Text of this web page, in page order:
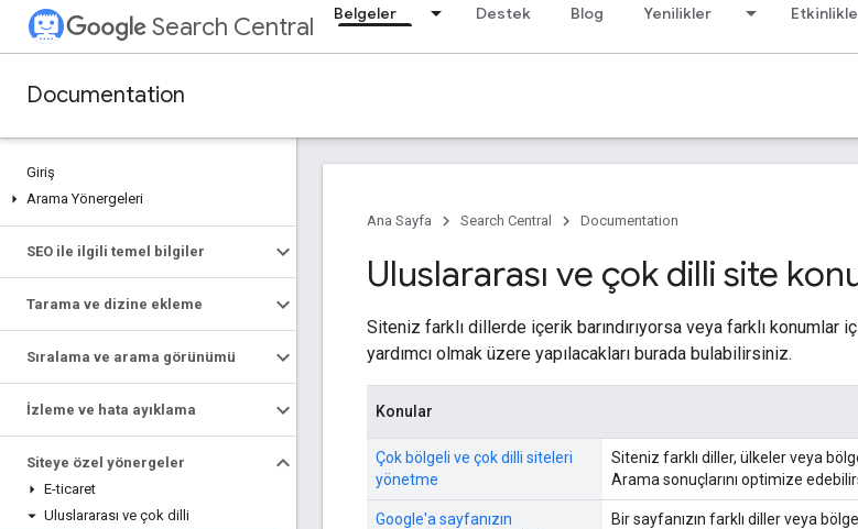
Search Central Belgeler Destek Blog Yenilikler
Documentation
Giriş
Arama Yönergeleri
SEO ile ilgili temel bilgiler
Tarama ve dizine ekleme
Sıralama ve arama görünümü
İzleme ve hata ayıklama
Siteye özel yönergeler
E-ticaret
Uluslararası ve çok dilli
Ana Sayfa Search Central Documentation
Uluslararası ve çok dilli site
Siteniz farklı dillerde içerik barındırıyorsa veya farklı konumlar
yardımcı olmak üzere yapılacakları burada bulabilirsiniz.
Konular
Çok bölgeli ve çok dilli siteleri
yönetme
Siteniz farklı diller, ülkeler veya
Arama sonuçlarını optimize
Google'a sayfanızın
Bir sayfanızın farklı diller veya